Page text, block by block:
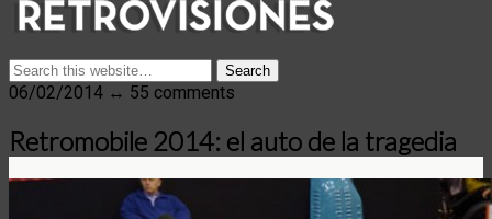
06/02/2014 ↔ 55 comments
Retromobile 2014: el auto de la tragedia